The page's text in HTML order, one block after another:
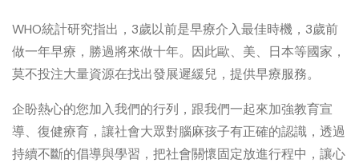
WHO統計研究指出，3歲以前是早療介入最佳時機，3歲前
做一年早療，勝過將來做十年。因此歐、美、日本等國家，
莫不投注大量資源在找出發展遲緩兒，提供早療服務。
企盼熱心的您加入我們的行列，跟我們一起來加強教育宣
導、復健療育，讓社會大眾對腦麻孩子有正確的認識，透過
持續不斷的倡導與學習，把社會關懷固定放進行程中，讓心